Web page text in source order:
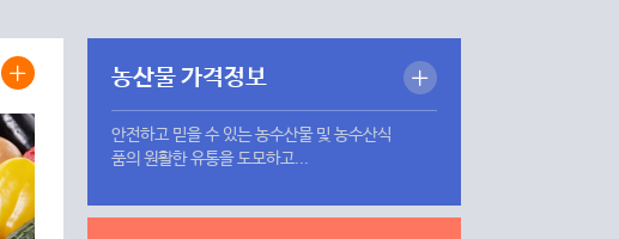
농산물 가격정보
안전하고 믿을 수 있는 농수산물 및 농수산식
품의 원활한 유통을 도모하고...